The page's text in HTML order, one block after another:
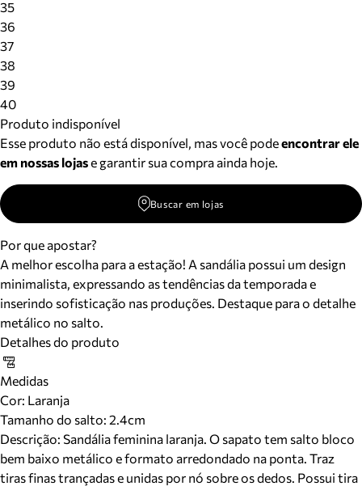
35
36
37
38
39
40
Produto indisponível
Esse produto não está disponível, mas você podeencontrar ele
em nossas lojase garantir sua compra ainda hoje.
Buscar em lojas
Por que apostar?
A melhor escolha para a estação! A sandália possui um design
minimalista, expressando as tendências da temporada e
inserindo sofisticação nas produções. Destaque para o detalhe
metálico no salto.
Detalhes do produto
Medidas
Cor: Laranja
Tamanho do salto: 2.4cm
Descrição: Sandália feminina laranja. O sapato tem salto bloco
bem baixo metálico e formato arredondado na ponta. Traz
tiras finas trançadas e unidas por nó sobre os dedos. Possui tira